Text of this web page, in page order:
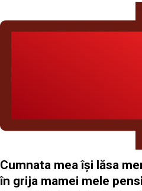
Cumnata mea își lăsa
în grija mamei mele